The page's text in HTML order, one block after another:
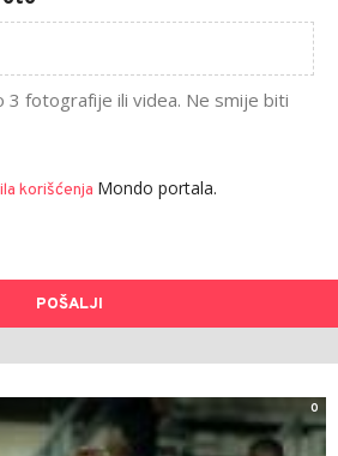
3 fotografije ili videa. Ne smije biti
korišćenja Mondo portala.
POŠALJI
0